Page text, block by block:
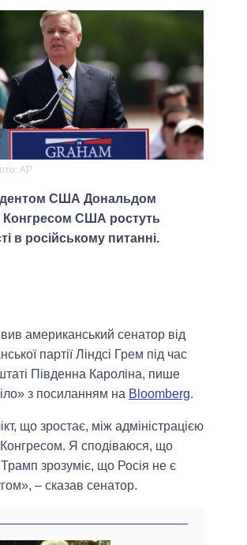
АР
США Дональдом
Конгресом США ростуть
в російському питанні.
американський сенатор від
партії Ліндсі Грем під час
Південна Кароліна, пише
з посиланням на Bloomberg.
що зростає, між адміністрацією
Я сподіваюся, що
зрозуміє, що Росія не є
– сказав сенатор.